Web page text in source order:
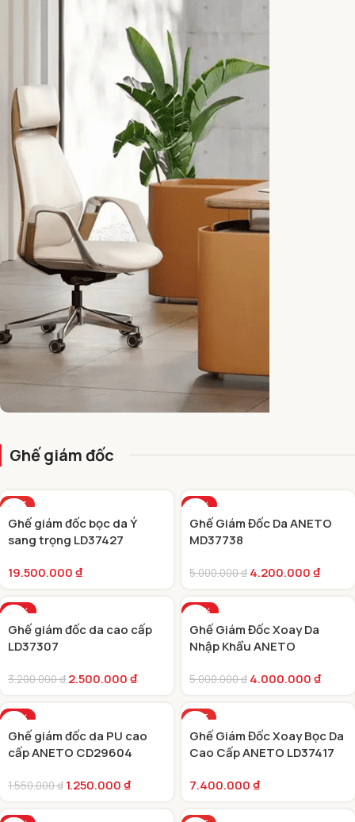
GHẾ GIÁM ĐỐC CAO CẤP
Ghế giám đốc
HOT
Ghế giám đốc bọc da Ý
sang trọng LD37427
19.500.000₫
-16%
HOT
Ghế Giám Đốc Da ANETO
MD37738
5.000.000₫ 4.200.000₫
-22%
HOT
Ghế giám đốc da cao cấp
LD37307
3.200.000₫ 2.500.000₫
-20%
HOT
Ghế Giám Đốc Xoay Da
Nhập Khẩu ANETO
5.000.000₫ 4.000.000₫
-19%
HOT
Ghế giám đốc da PU cao
cấp ANETO CD29604
1.550.000₫ 1.250.000₫
HOT
Ghế Giám Đốc Xoay Bọc Da
Cao Cấp ANETO LD37417
7.400.000₫